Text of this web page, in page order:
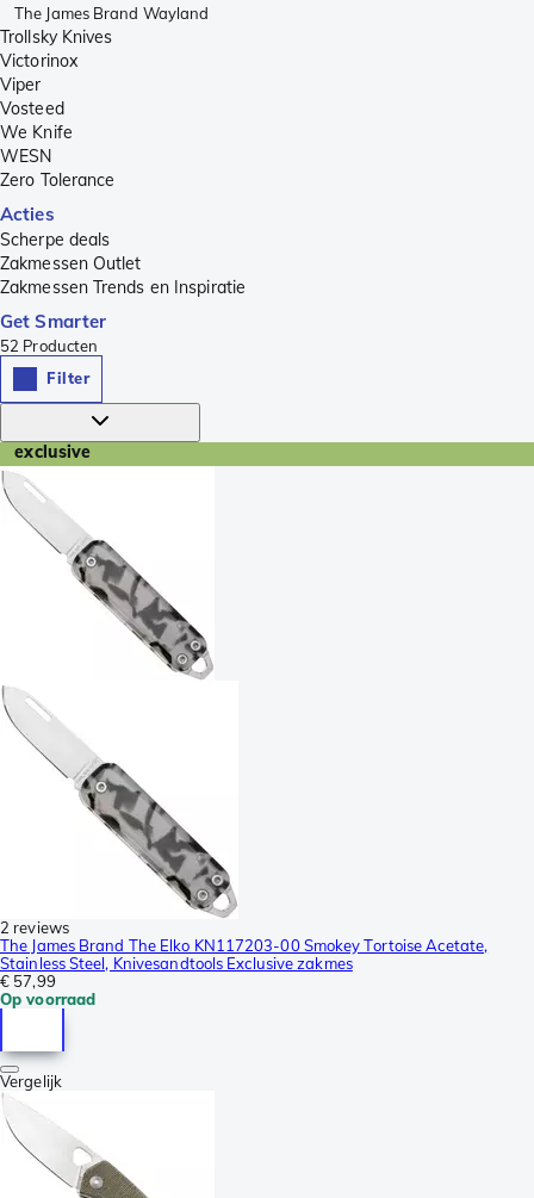
The James Brand Wayland
Trollsky Knives
Victorinox
Viper
Vosteed
We Knife
WESN
Zero Tolerance
Acties
Scherpe deals
Zakmessen Outlet
Zakmessen Trends en Inspiratie
Get Smarter
52 Producten
Filter
exclusive
2 reviews
The James Brand The Elko KN117203-00 Smokey Tortoise Acetate,
Stainless Steel, Knivesandtools Exclusive zakmes
€ 57,99
Op voorraad
Vergelijk